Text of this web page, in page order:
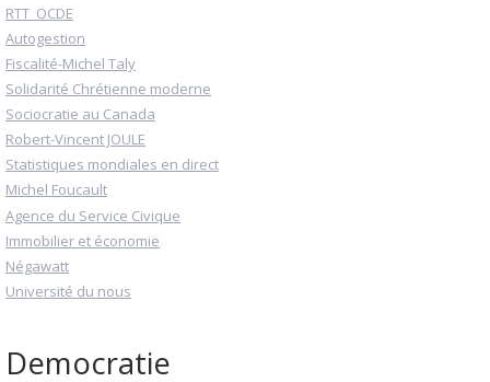
RTT_OCDE
Autogestion
Fiscalité-Michel Taly
Solidarité Chrétienne moderne
Sociocratie au Canada
Robert-Vincent JOULE
Statistiques mondiales en direct
Michel Foucault
Agence du Service Civique
Immobilier et économie
Négawatt
Université du nous
Democratie